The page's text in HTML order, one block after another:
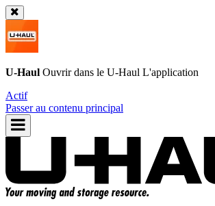
U-Haul Ouvrir dans le U-Haul L'application
Actif
Passer au contenu principal